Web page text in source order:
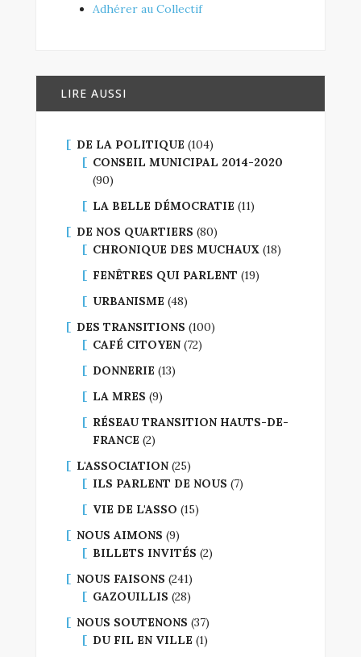
Adhérer au Collectif
LIRE AUSSI
DE LA POLITIQUE (104)
CONSEIL MUNICIPAL 2014-2020
(90)
LA BELLE DÉMOCRATIE (11)
DE NOS QUARTIERS (80)
CHRONIQUE DES MUCHAUX (18)
FENÊTRES QUI PARLENT (19)
URBANISME (48)
DES TRANSITIONS (100)
CAFÉ CITOYEN (72)
DONNERIE (13)
LA MRES (9)
RÉSEAU TRANSITION HAUTS-DE-
FRANCE (2)
L'ASSOCIATION (25)
ILS PARLENT DE NOUS (7)
VIE DE L'ASSO (15)
NOUS AIMONS (9)
BILLETS INVITÉS (2)
NOUS FAISONS (241)
GAZOUILLIS (28)
NOUS SOUTENONS (37)
DU FIL EN VILLE (1)